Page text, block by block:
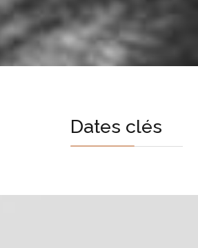
Dates clés